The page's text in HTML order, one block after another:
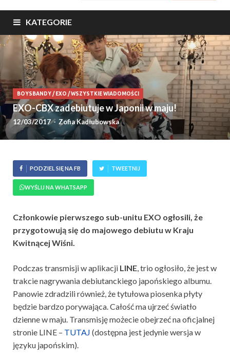
KATEGORIE
BOYSBANDY/ EXO /WSZYSTKIE WIADOMOŚCI
EXO-CBX zadebiutuje w Japonii w maju!
12/03/2017- Zofia Kadłubowska
PODZIEL SIĘ NA FB TWEETNIJ
WYŚLIJ NA WHATSAPP
Członkowie pierwszego sub-unitu EXO ogłosili, że
przygotowują się do majowego debiutu w Kraju
Kwitnącej Wiśni.
Podczas transmisji w aplikacji LINE, trio ogłosiło, że jest w
trakcie nagrywania debiutanckiego japońskiego albumu.
Panowie zdradzili również, że tytułowa piosenka płyty
będzie bardzo porywająca. Całość ma ujrzeć światło
dzienne w maju. Transmisję możecie obejrzeć na oficjalnej
stronie LINE – TUTAJ (dostępna jest jedynie wersja w
języku japońskim).